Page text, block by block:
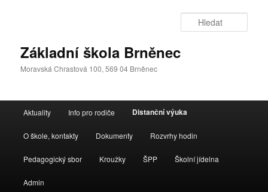
Základní škola Brněnec
Moravská Chrastová 100, 569 04 Brněnec
navigační
Aktuality Info pro rodiče Distanční výuka
O škole, kontakty Dokumenty Rozvrhy hodin
Pedagogický sbor Kroužky ŠPP Školní jídelna
Admin